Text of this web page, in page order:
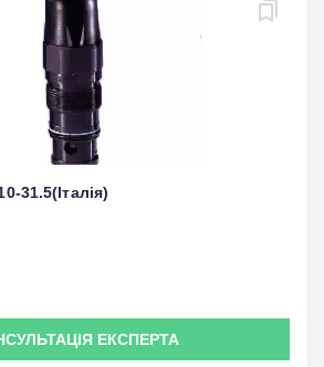
31.5(Італія)
ЕКСПЕРТА